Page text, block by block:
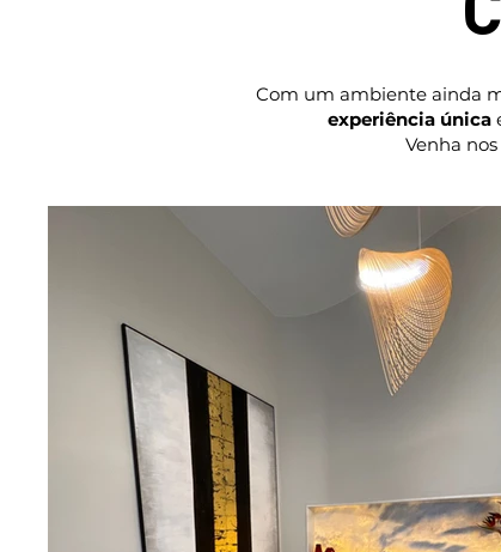
Com um ambiente ainda
experiência única
Venha